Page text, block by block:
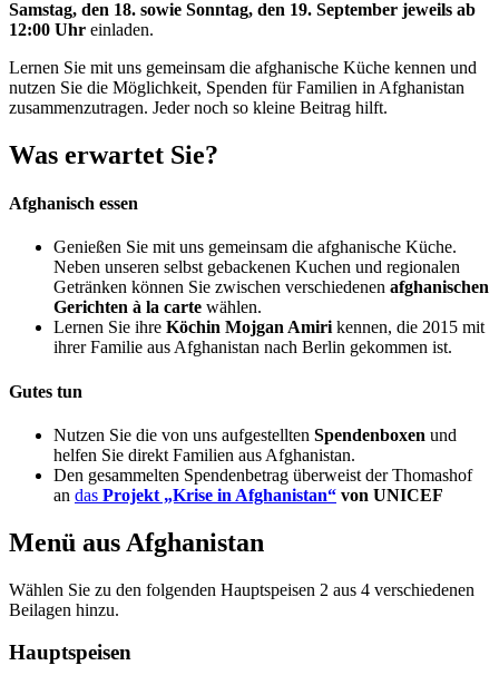
Samstag, den 18. sowie Sonntag, den 19. September jeweils ab
12:00 Uhr einladen.
Lernen Sie mit uns gemeinsam die afghanische Küche kennen und
nutzen Sie die Möglichkeit, Spenden für Familien in Afghanistan
zusammenzutragen. Jeder noch so kleine Beitrag hilft.
Was erwartet Sie?
Afghanisch essen
Genießen Sie mit uns gemeinsam die afghanische Küche.
Neben unseren selbst gebackenen Kuchen und regionalen
Getränken können Sie zwischen verschiedenen afghanischen
Gerichten à la carte wählen.
Lernen Sie ihre Köchin Mojgan Amiri kennen, die 2015 mit
ihrer Familie aus Afghanistan nach Berlin gekommen ist.
Gutes tun
Nutzen Sie die von uns aufgestellten Spendenboxen und
helfen Sie direkt Familien aus Afghanistan.
Den gesammelten Spendenbetrag überweist der Thomashof
an das Projekt „Krise in Afghanistan“ von UNICEF
Menü aus Afghanistan
Wählen Sie zu den folgenden Hauptspeisen 2 aus 4 verschiedenen
Beilagen hinzu.
Hauptspeisen